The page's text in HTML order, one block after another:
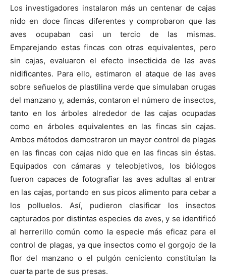
Los investigadores instalaron más un centenar de cajas
nido en doce fincas diferentes y comprobaron que las
aves ocupaban casi un tercio de las mismas.
Emparejando estas fincas con otras equivalentes, pero
sin cajas, evaluaron el efecto insecticida de las aves
nidificantes. Para ello, estimaron el ataque de las aves
sobre señuelos de plastilina verde que simulaban orugas
del manzano y, además, contaron el número de insectos,
tanto en los árboles alrededor de las cajas ocupadas
como en árboles equivalentes en las fincas sin cajas.
Ambos métodos demostraron un mayor control de plagas
en las fincas con cajas nido que en las fincas sin éstas.
Equipados con cámaras y teleobjetivos, los biólogos
fueron capaces de fotografiar las aves adultas al entrar
en las cajas, portando en sus picos alimento para cebar a
los polluelos. Así, pudieron clasificar los insectos
capturados por distintas especies de aves, y se identificó
al herrerillo común como la especie más eficaz para el
control de plagas, ya que insectos como el gorgojo de la
flor del manzano o el pulgón ceniciento constituían la
cuarta parte de sus presas.